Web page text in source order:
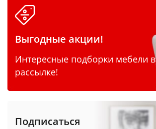
Выгодные акции!
Интересные подборки мебели в
рассылке!
Подписаться